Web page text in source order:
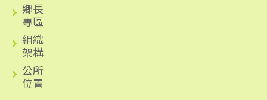
鄉長
專區
組織
架構
公所
位置